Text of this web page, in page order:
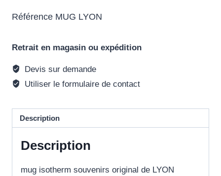
Référence MUG LYON
Retrait en magasin ou expédition
Devis sur demande
Utiliser le formulaire de contact
Description
Description
mug isotherm souvenirs original de LYON